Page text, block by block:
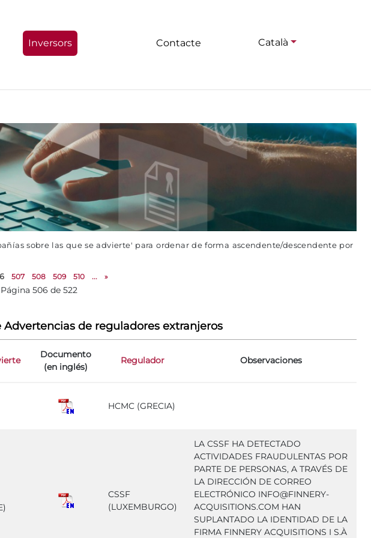
Inversors Contacte Català
sobre las que se advierte' para ordenar de forma ascendente/descendente por
507 508 509 510 ... »
Página 506 de 522
de reguladores extranjeros
Documento
(en inglés)
Regulador Observaciones
HCMC (GRECIA)
CSSF
(LUXEMBURGO)
LA CSSF HA DETECTADO
ACTIVIDADES FRAUDULENTAS POR
PARTE DE PERSONAS, A TRAVÉS DE
LA DIRECCIÓN DE CORREO
ELECTRÓNICO INFO@FINNERY-
ACQUISITIONS.COM HAN
SUPLANTADO LA IDENTIDAD DE LA
FIRMA FINNERY ACQUISITIONS I S.À